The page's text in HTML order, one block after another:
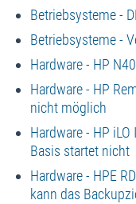
Betriebsysteme -
Betriebsysteme -
Hardware - HP
Hardware - HP
nicht möglich
Hardware - HP
Basis startet nicht
Hardware - HPE
kann das